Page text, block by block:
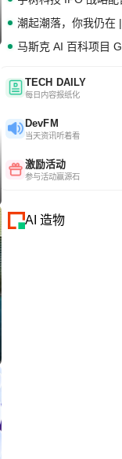
潮起潮落，你我仍在
马斯克 AI 百科项目
TECH DAILY
每日内容报纸化
DevFM
当天资讯听着看
激励活动
参与活动赢源石
AI 造物